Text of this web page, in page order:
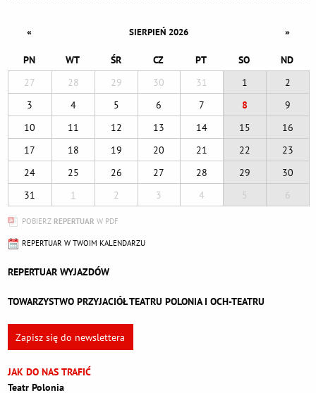
« SIERPIEŃ 2026 »
PN WT ŚR CZ PT SO
ND
27
28 29 30 31 1
2
3
4 5 6 7 8
9
10
11 12 13 14 15
16
17
18 19 20 21 22
23
24
25 26 27 28 29
30
31
1 2 3 4 5 6
POBIERZ REPERTUAR W PDF
REPERTUAR W TWOIM KALENDARZU
REPERTUAR WYJAZDÓW
TOWARZYSTWO PRZYJACIÓŁ TEATRU POLONIA I OCH-TEATRU
Zapisz się do newslettera
JAK DO NAS TRAFIĆ
Teatr Polonia